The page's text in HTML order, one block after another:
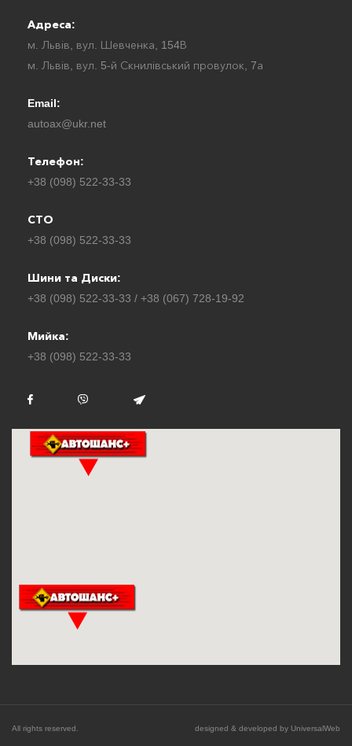
Адреса:
м. Львів, вул. Шевченка, 154В
м. Львів, вул. 5-й Скнилівський провулок, 7а
Email:
autoax@ukr.net
Телефон:
+38 (098) 522-33-33
СТО
+38 (098) 522-33-33
Шини та Диски:
+38 (098) 522-33-33 / +38 (067) 728-19-92
Мийка:
+38 (098) 522-33-33
All rights reserved. designed & developed by UniversalWeb